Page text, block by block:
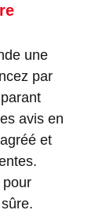
une
par
avis en
et
pour